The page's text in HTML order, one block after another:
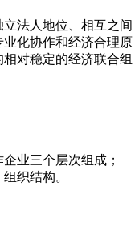
法人地位、相互之间
化协作和经济合理原
对稳定的经济联合组
业三个层次组成；
织结构。